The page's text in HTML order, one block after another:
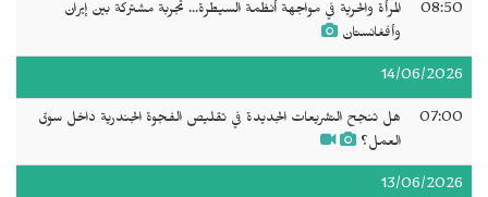
08:50
المرأة والحرية في مواجهة أنظمة السيطرة... تجربة مشتركة بين إيران
وأفغانستان
14/06/2026
07:00
هل تنجح التشريعات الجديدة في تقليص الفجوة الجندرية داخل سوق
العمل؟
13/06/2026